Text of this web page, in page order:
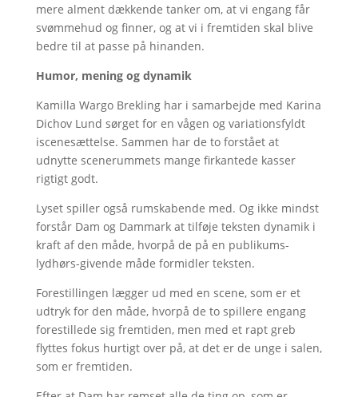
mere alment dækkende tanker om, at vi engang får
svømmehud og finner, og at vi i fremtiden skal blive
bedre til at passe på hinanden.
Humor, mening og dynamik
Kamilla Wargo Brekling har i samarbejde med Karina
Dichov Lund sørget for en vågen og variationsfyldt
iscenesættelse. Sammen har de to forstået at
udnytte scenerummets mange firkantede kasser
rigtigt godt.
Lyset spiller også rumskabende med. Og ikke mindst
forstår Dam og Dammark at tilføje teksten dynamik i
kraft af den måde, hvorpå de på en publikums-
lydhørs-givende måde formidler teksten.
Forestillingen lægger ud med en scene, som er et
udtryk for den måde, hvorpå de to spillere engang
forestillede sig fremtiden, men med et rapt greb
flyttes fokus hurtigt over på, at det er de unge i salen,
som er fremtiden.